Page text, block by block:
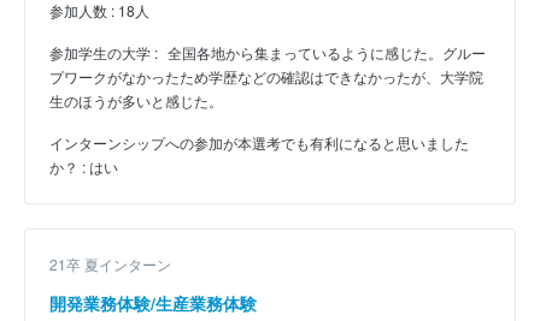
参加人数 : 18人
参加学生の大学 : 全国各地から集まっているように感じた。グルー
プワークがなかったため学歴などの確認はできなかったが、大学院
生のほうが多いと感じた。
インターンシップへの参加が本選考でも有利になると思いました
か？ : はい
21卒 夏インターン
開発業務体験/生産業務体験